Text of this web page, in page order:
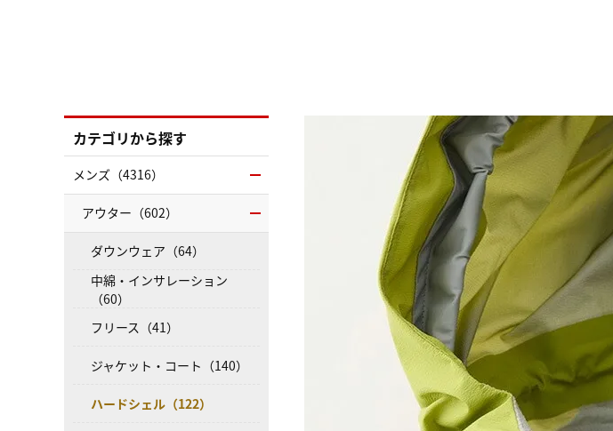
カテゴリから探す
メンズ（4316）
アウター（602）
ダウンウェア（64）
中綿・インサレーション
（60）
フリース（41）
ジャケット・コート（140）
ハードシェル（122）